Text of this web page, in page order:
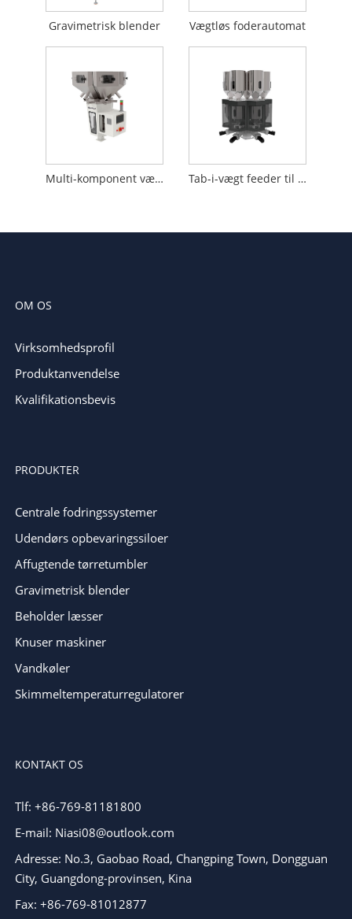
Gravimetrisk blender Vægtløs foderautomat
Multi-komponent vægttabsføder Tab-i-vægt feeder til kontinuerlige processer
OM OS
Virksomhedsprofil
Produktanvendelse
Kvalifikationsbevis
PRODUKTER
Centrale fodringssystemer
Udendørs opbevaringssiloer
Affugtende tørretumbler
Gravimetrisk blender
Beholder læsser
Knuser maskiner
Vandkøler
Skimmeltemperaturregulatorer
KONTAKT OS
Tlf: +86-769-81181800
E-mail: Niasi08@outlook.com
Adresse: No.3, Gaobao Road, Changping Town, Dongguan
City, Guangdong-provinsen, Kina
Fax: +86-769-81012877